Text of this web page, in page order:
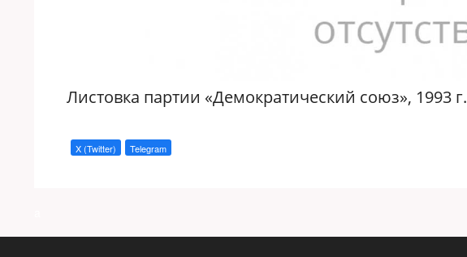
Листовка партии «Демократический союз», 1993 г.
X (Twitter) Telegram